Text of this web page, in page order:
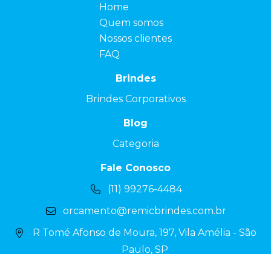
Home
Quem somos
Nossos clientes
FAQ
Brindes
Brindes Corporativos
Blog
Categoria
Fale Conosco
(11) 99276-4484
orcamento@remicbrindes.com.br
R Tomé Afonso de Moura, 197, Vila Amélia - São
Paulo, SP